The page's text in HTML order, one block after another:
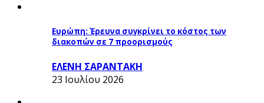
Ευρώπη: Έρευνα συγκρίνει το κόστος των
διακοπών σε 7 προορισμούς
ΕΛΕΝΗ ΣΑΡΑΝΤΑΚΗ
23 Ιουλίου 2026